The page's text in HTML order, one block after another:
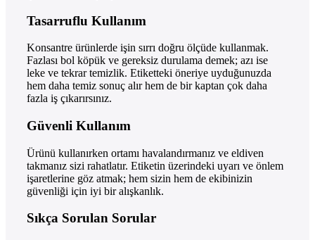
Tasarruflu Kullanım
Konsantre ürünlerde işin sırrı doğru ölçüde kullanmak.
Fazlası bol köpük ve gereksiz durulama demek; azı ise
leke ve tekrar temizlik. Etiketteki öneriye uyduğunuzda
hem daha temiz sonuç alır hem de bir kaptan çok daha
fazla iş çıkarırsınız.
Güvenli Kullanım
Ürünü kullanırken ortamı havalandırmanız ve eldiven
takmanız sizi rahatlatır. Etiketin üzerindeki uyarı ve önlem
işaretlerine göz atmak; hem sizin hem de ekibinizin
güvenliği için iyi bir alışkanlık.
Sıkça Sorulan Sorular